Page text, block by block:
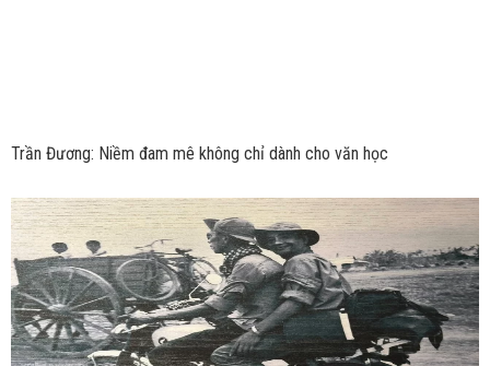
Trần Đương: Niềm đam mê không chỉ dành cho văn học